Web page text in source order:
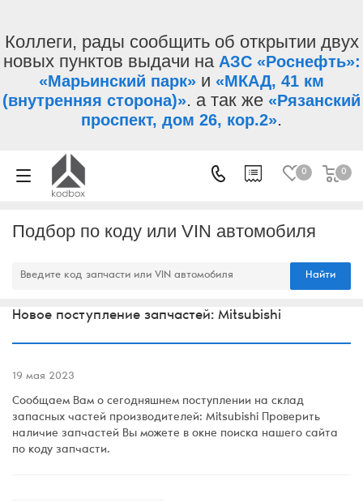
Коллеги, рады сообщить об открытии двух
новых пунктов выдачи на АЗС «Роснефть»:
«Марьинский парк» и «МКАД, 41 км
(внутренняя сторона)». а так же «Рязанский
проспект, дом 26, кор.2».
0 0
Подбор по коду или VIN автомобиля
Найти
Новое поступление запчастей: Mitsubishi
19 мая 2023
Сообщаем Вам о сегодняшнем поступлении на склад
запасных частей производителей: Mitsubishi Проверить
наличие запчастей Вы можете в окне поиска нашего сайта
по коду запчасти.